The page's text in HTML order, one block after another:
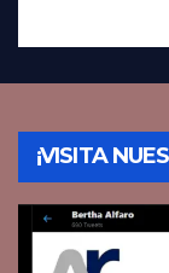
¡VISITA